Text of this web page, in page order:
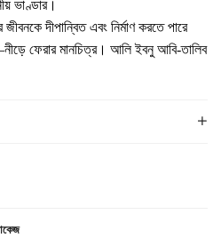
ভাণ্ডার।
দীপান্বিত এবং নির্মাণ করতে পারে
ফেরার মানচিত্র। আলি ইবনু আবি-তালিব